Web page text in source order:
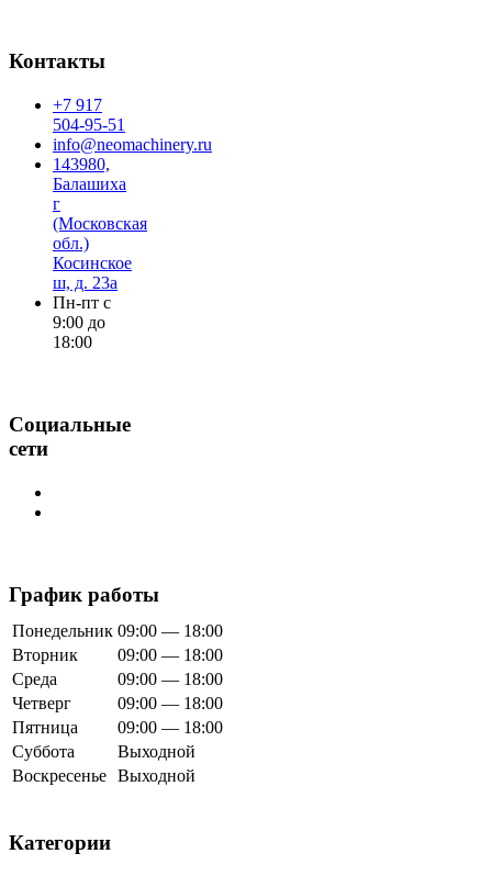
Контакты
+7 917
504-95-51
info@neomachinery.ru
143980,
Балашиха
г
(Московская
обл.)
Косинское
ш, д. 23а
Пн-пт с
9:00 до
18:00
Социальные
сети
График работы
Понедельник 09:00 — 18:00
Вторник
09:00 — 18:00
Среда
09:00 — 18:00
Четверг
09:00 — 18:00
Пятница
09:00 — 18:00
Суббота
Выходной
Воскресенье Выходной
Категории